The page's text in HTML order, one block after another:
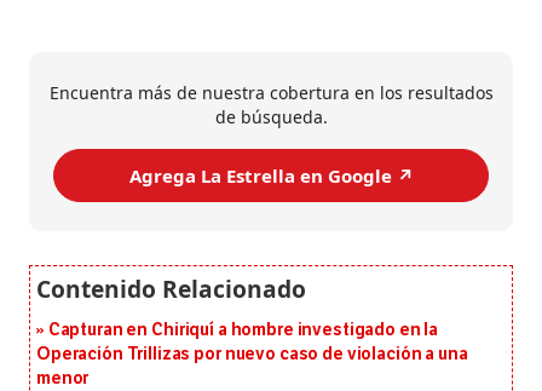
Encuentra más de nuestra cobertura en los resultados
de búsqueda.
Agrega La Estrella en Google ↗️
Capturan en Chiriquí a hombre investigado en la
Operación Trillizas por nuevo caso de violación a una
menor